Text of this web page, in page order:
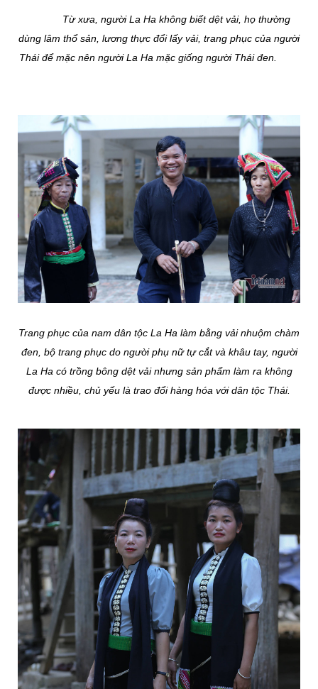
Từ xưa, người La Ha không biết dệt vải, họ thường
dùng lâm thổ sản, lương thực đổi lấy vải, trang phục của người
Thái để mặc nên người La Ha mặc giống người Thái đen.
Trang phục của nam dân tộc La Ha làm bằng vải nhuộm chàm
đen, bộ trang phục do người phụ nữ tự cắt và khâu tay, người
La Ha có trồng bông dệt vải nhưng sản phẩm làm ra không
được nhiều, chủ yếu là trao đổi hàng hóa với dân tộc Thái.